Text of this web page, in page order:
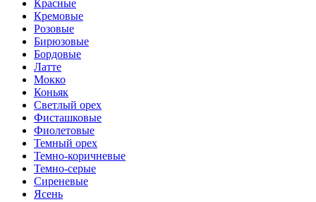
Красные
Кремовые
Розовые
Бирюзовые
Бордовые
Латте
Мокко
Коньяк
Светлый орех
Фисташковые
Фиолетовые
Темный орех
Темно-коричневые
Темно-серые
Сиреневые
Ясень